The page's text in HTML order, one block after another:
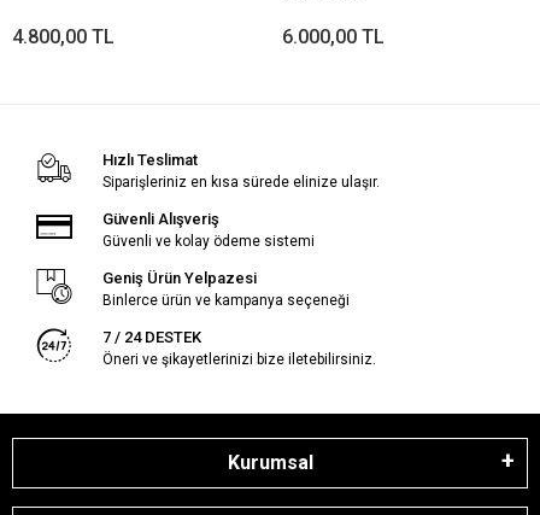
4.800,00 TL 6.000,00 TL
Hızlı Teslimat
Siparişleriniz en kısa sürede elinize ulaşır.
Güvenli Alışveriş
Güvenli ve kolay ödeme sistemi
Geniş Ürün Yelpazesi
Binlerce ürün ve kampanya seçeneği
7 / 24 DESTEK
Öneri ve şikayetlerinizi bize iletebilirsiniz.
Kurumsal